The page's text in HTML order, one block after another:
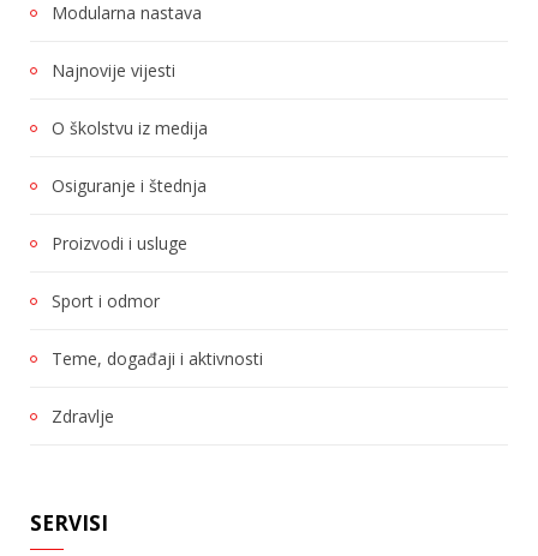
Modularna nastava
Najnovije vijesti
O školstvu iz medija
Osiguranje i štednja
Proizvodi i usluge
Sport i odmor
Teme, događaji i aktivnosti
Zdravlje
SERVISI